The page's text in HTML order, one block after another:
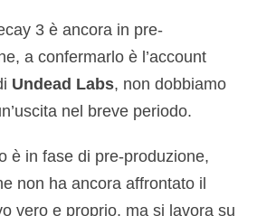
3 è ancora in pre-
a confermarlo è l’account
Undead Labs, non dobbiamo
nel breve periodo.
è in fase di pre-produzione,
non ha ancora affrontato il
vero e proprio, ma si lavora su